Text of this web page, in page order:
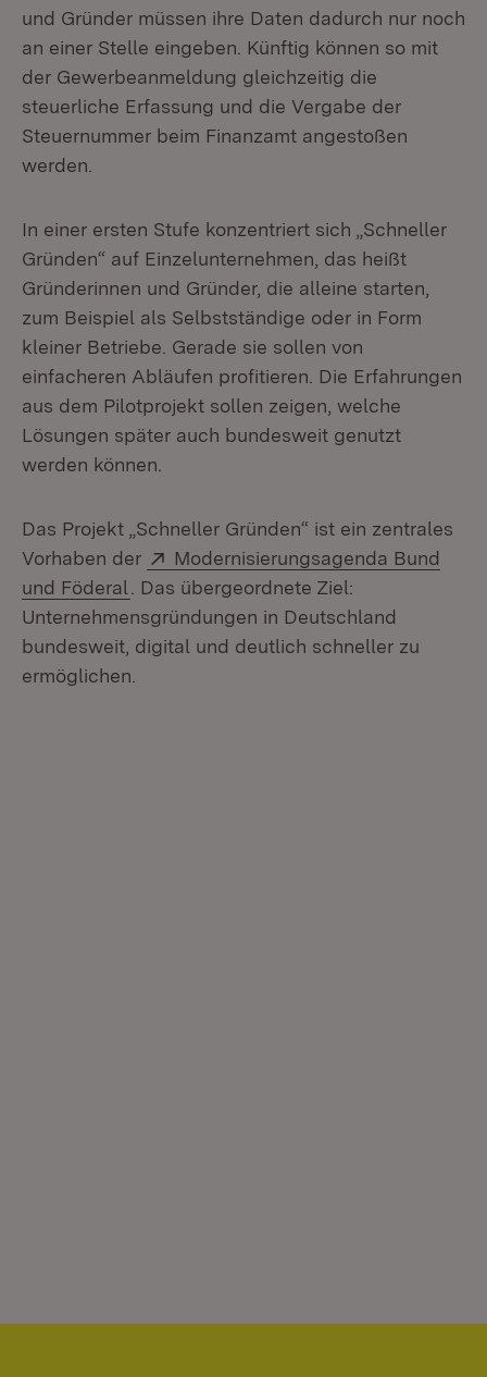
und Gründer müssen ihre Daten dadurch nur noch
an einer Stelle eingeben. Künftig können so mit
der Gewerbeanmeldung gleichzeitig die
steuerliche Erfassung und die Vergabe der
Steuernummer beim Finanzamt angestoßen
werden.
In einer ersten Stufe konzentriert sich „Schneller
Gründen“ auf Einzelunternehmen, das heißt
Gründerinnen und Gründer, die alleine starten,
zum Beispiel als Selbstständige oder in Form
kleiner Betriebe. Gerade sie sollen von
einfacheren Abläufen profitieren. Die Erfahrungen
aus dem Pilotprojekt sollen zeigen, welche
Lösungen später auch bundesweit genutzt
werden können.
Das Projekt „Schneller Gründen“ ist ein zentrales
Vorhaben der
Extern:
Modernisierungsagenda Bund
und Föderal (Öffnet in neuem Fenster)
. Das übergeordnete Ziel:
Unternehmensgründungen in Deutschland
bundesweit, digital und deutlich schneller zu
ermöglichen.